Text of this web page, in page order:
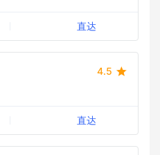
直达
4.5
直达